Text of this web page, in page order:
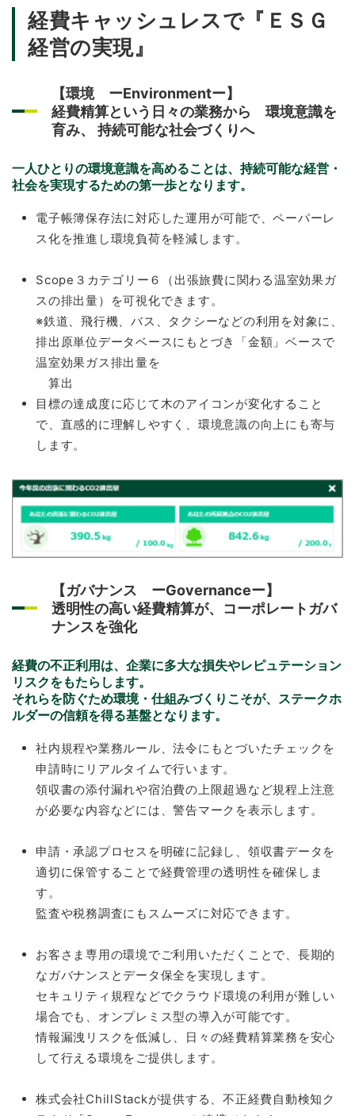
経費キャッシュレスで『ＥＳＧ
経営の実現』
【環境 ーEnvironmentー】
経費精算という日々の業務から 環境意識を
育み、 持続可能な社会づくりへ
一人ひとりの環境意識を高めることは、持続可能な経営・
社会を実現するための第一歩となります。
電子帳簿保存法に対応した運用が可能で、ペーパーレ
ス化を推進し環境負荷を軽減します。
Scope３カテゴリー６（出張旅費に関わる温室効果ガ
スの排出量）を可視化できます。
※鉄道、飛行機、バス、タクシーなどの利用を対象に、
排出原単位データベースにもとづき「金額」ベースで
温室効果ガス排出量を
算出
目標の達成度に応じて木のアイコンが変化すること
で、直感的に理解しやすく、環境意識の向上にも寄与
します。
【ガバナンス ーGovernanceー】
透明性の高い経費精算が、コーポレートガバ
ナンスを強化
経費の不正利用は、企業に多大な損失やレピュテーション
リスクをもたらします。
それらを防ぐため環境・仕組みづくりこそが、ステークホ
ルダーの信頼を得る基盤となります。
社内規程や業務ルール、法令にもとづいたチェックを
申請時にリアルタイムで行います。
領収書の添付漏れや宿泊費の上限超過など規程上注意
が必要な内容などには、警告マークを表示します。
申請・承認プロセスを明確に記録し、領収書データを
適切に保管することで経費管理の透明性を確保しま
す。
監査や税務調査にもスムーズに対応できます。
お客さま専用の環境でご利用いただくことで、長期的
なガバナンスとデータ保全を実現します。
セキュリティ規程などでクラウド環境の利用が難しい
場合でも、オンプレミス型の導入が可能です。
情報漏洩リスクを低減し、日々の経費精算業務を安心
して行える環境をご提供します。
株式会社ChillStackが提供する、不正経費自動検知ク